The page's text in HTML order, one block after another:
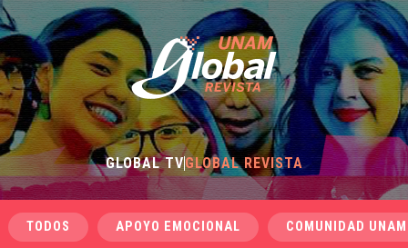
GLOBAL TVGLOBAL REVISTA
TODOS APOYO EMOCIONAL COMUNIDAD UNAM